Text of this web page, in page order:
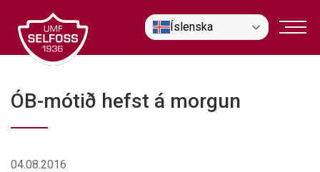
efni
Íslenska
ÓB-mótið hefst á morgun
04.08.2016